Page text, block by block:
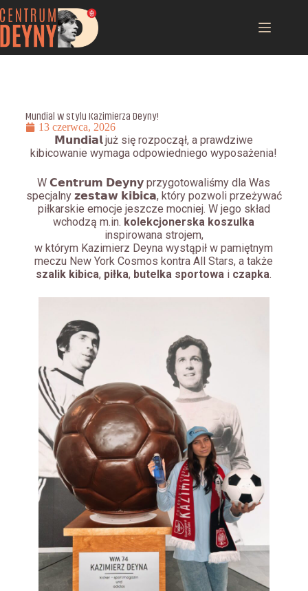
Mundial w stylu Kazimierza Deyny!
13 czerwca, 2026
𝗠𝘂𝗻𝗱𝗶𝗮𝗹 już się rozpoczął, a prawdziwe
kibicowanie wymaga odpowiedniego wyposażenia!
W 𝗖𝗲𝗻𝘁𝗿𝘂𝗺 𝗗𝗲𝘆𝗻𝘆 przygotowaliśmy dla Was
specjalny 𝘇𝗲𝘀𝘁𝗮𝘄 𝗸𝗶𝗯𝗶𝗰𝗮, który pozwoli przeżywać
piłkarskie emocje jeszcze mocniej. W jego skład
wchodzą m.in. kolekcjonerska koszulka
inspirowana strojem,
w którym Kazimierz Deyna wystąpił w pamiętnym
meczu New York Cosmos kontra All Stars, a także
szalik kibica, piłka, butelka sportowa i czapka.